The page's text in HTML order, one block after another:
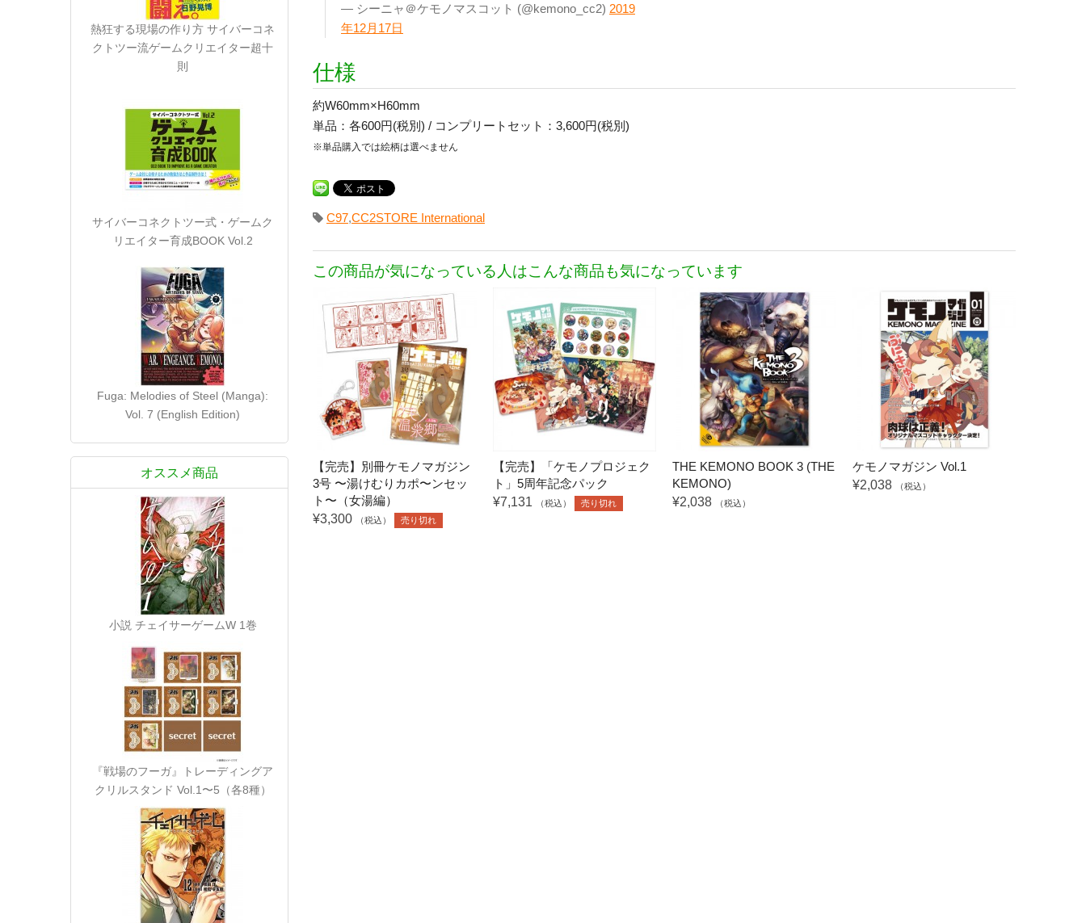
— シーニャ＠ケモノマスコット (@kemono_cc2) 2019
年12月17日
仕様
約W60mm×H60mm
単品：各600円(税別) / コンプリートセット：3,600円(税別)
※単品購入では絵柄は選べません
C97,CC2STORE International
この商品が気になっている人はこんな商品も気になっています
【完売】別冊ケモノマガジン
3号 〜湯けむりカポ〜ンセッ
ト〜（女湯編）
¥3,300
（税込） 売り切れ
【完売】「ケモノプロジェク
ト」5周年記念パック
¥7,131
（税込） 売り切れ
THE KEMONO BOOK 3 (THE
KEMONO)
¥2,038
（税込）
ケモノマガジン Vol.1
¥2,038
（税込）
熱狂する現場の作り方 サイバーコネ
クトツー流ゲームクリエイター超十
則
サイバーコネクトツー式・ゲームク
リエイター育成BOOK Vol.2
Fuga: Melodies of Steel (Manga):
Vol. 7 (English Edition)
オススメ商品
小説 チェイサーゲームW 1巻
『戦場のフーガ』トレーディングア
クリルスタンド Vol.1〜5（各8種）